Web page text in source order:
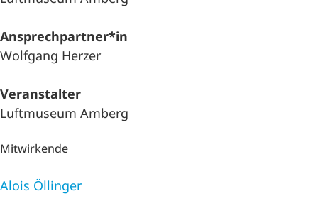
Ansprechpartner*in
Wolfgang Herzer
Veranstalter
Luftmuseum Amberg
Mitwirkende
Alois Öllinger